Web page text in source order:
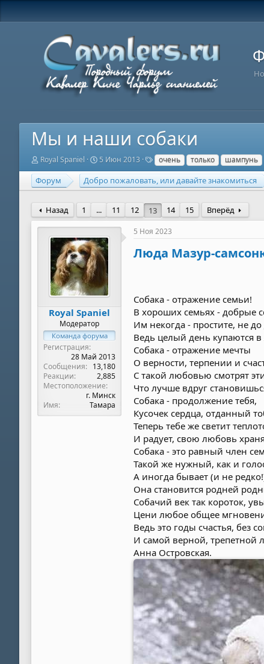
Мы и наши собаки
А
т
о
т
е
м
Royal Spaniel
Д
т
а
ч
а
л
а
5 Июн 2013
Т
е
г
и
очень только шампунь
Форум Добро пожаловать, или давайте знакомиться
Назад 1 ... 11 12 13 14 15 Вперёд
Royal Spaniel
Модератор
Команда форума
Регистрация
28 Май 2013
Сообщения
13,180
Реакции
2,885
Местоположение
г. Минск
Имя
Тамара
5 Ноя 2023
Люда Мазур-
Собака - отражение семьи!
В хороших семьях - добрые
Им некогда - простите, не
Ведь целый день купаются
Собака - отражение мечты
О верности, терпении и
С такой любовью смотрят
Что лучше вдруг
Собака - продолжение тебя,
Кусочек сердца, отданный
Теперь тебе же светит
И радует, свою любовь
Собака - это равный член
Такой же нужный, как и
А иногда бывает (и не
Она становится родней
Собачий век так короток,
Цени любое общее
Ведь это годы счастья, без
И самой верной, трепетной
Анна Островская.